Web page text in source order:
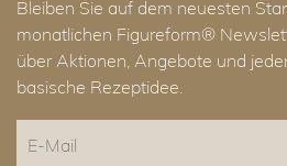
Bleiben Sie auf dem neuesten
monatlichen Figureform®
über Aktionen, Angebote und
basische Rezeptidee.
Mail